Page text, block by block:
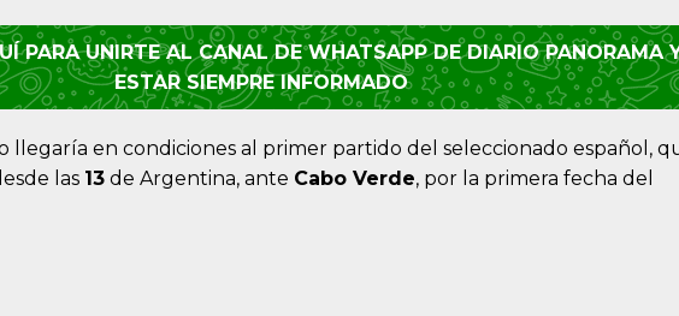
PARA UNIRTE AL CANAL DE WHATSAPP DE DIARIO PANORAMA
ESTAR SIEMPRE INFORMADO
llegaría en condiciones al primer partido del seleccionado español,
las 13 de Argentina, ante Cabo Verde, por la primera fecha del